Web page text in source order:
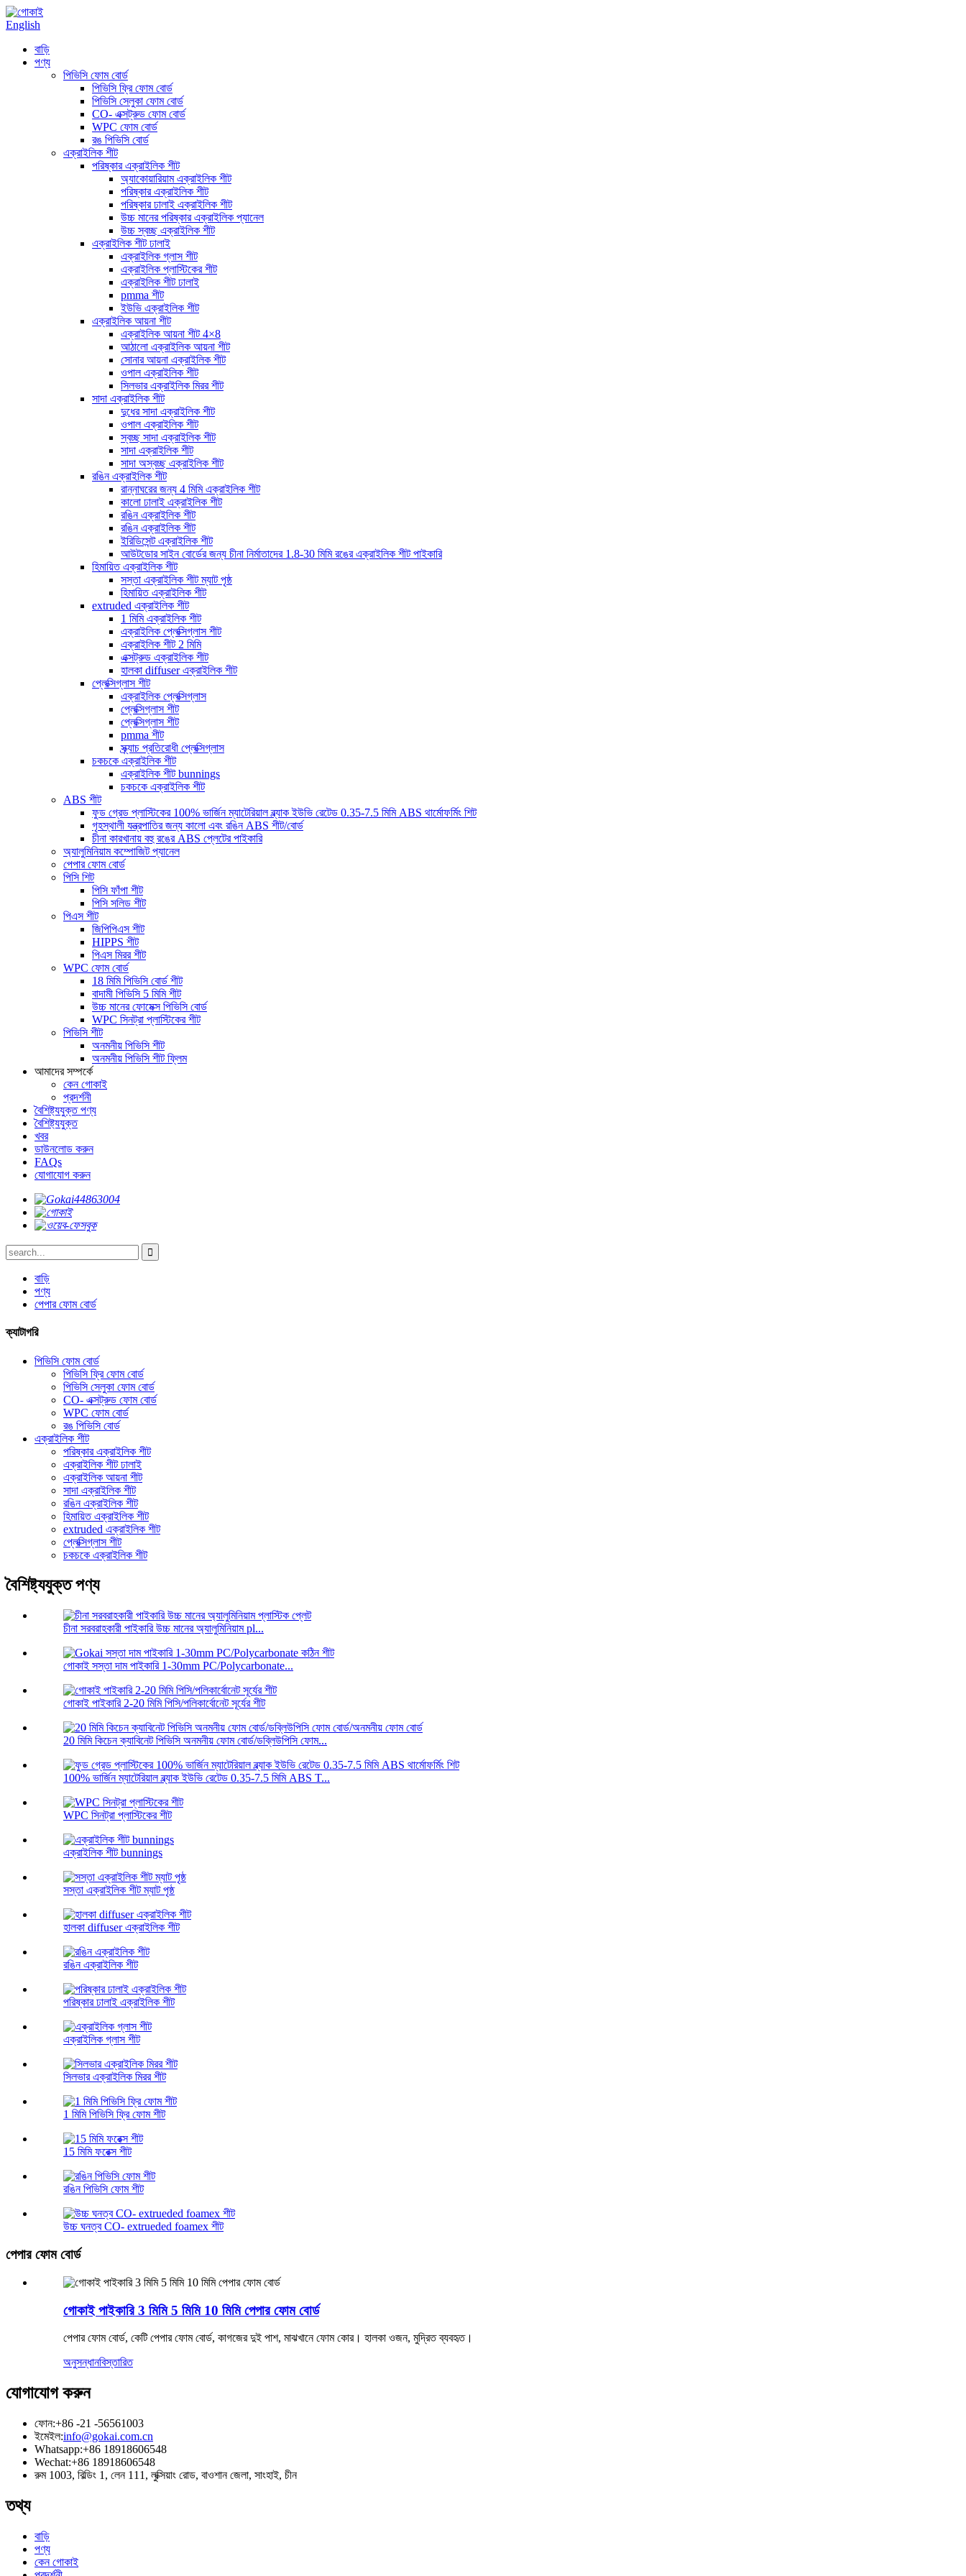
English
বাড়ি
পণ্য
পিভিসি ফোম বোর্ড
পিভিসি ফ্রি ফোম বোর্ড
পিভিসি সেলুকা ফোম বোর্ড
CO- এক্সট্রুড ফোম বোর্ড
WPC ফোম বোর্ড
রঙ পিভিসি বোর্ড
এক্রাইলিক শীট
পরিষ্কার এক্রাইলিক শীট
অ্যাকোয়ারিয়াম এক্রাইলিক শীট
পরিষ্কার এক্রাইলিক শীট
পরিষ্কার ঢালাই এক্রাইলিক শীট
উচ্চ মানের পরিষ্কার এক্রাইলিক প্যানেল
উচ্চ স্বচ্ছ এক্রাইলিক শীট
এক্রাইলিক শীট ঢালাই
এক্রাইলিক গ্লাস শীট
এক্রাইলিক প্লাস্টিকের শীট
এক্রাইলিক শীট ঢালাই
pmma শীট
ইউভি এক্রাইলিক শীট
এক্রাইলিক আয়না শীট
এক্রাইলিক আয়না শীট 4×8
আঠালো এক্রাইলিক আয়না শীট
সোনার আয়না এক্রাইলিক শীট
ওপাল এক্রাইলিক শীট
সিলভার এক্রাইলিক মিরর শীট
সাদা এক্রাইলিক শীট
দুধের সাদা এক্রাইলিক শীট
ওপাল এক্রাইলিক শীট
স্বচ্ছ সাদা এক্রাইলিক শীট
সাদা এক্রাইলিক শীট
সাদা অস্বচ্ছ এক্রাইলিক শীট
রঙিন এক্রাইলিক শীট
রান্নাঘরের জন্য 4 মিমি এক্রাইলিক শীট
কালো ঢালাই এক্রাইলিক শীট
রঙিন এক্রাইলিক শীট
রঙিন এক্রাইলিক শীট
ইরিডিসেন্ট এক্রাইলিক শীট
আউটডোর সাইন বোর্ডের জন্য চীনা নির্মাতাদের 1.8-30 মিমি রঙের এক্রাইলিক শীট পাইকারি
হিমায়িত এক্রাইলিক শীট
সস্তা এক্রাইলিক শীট ম্যাট পৃষ্ঠ
হিমায়িত এক্রাইলিক শীট
extruded এক্রাইলিক শীট
1 মিমি এক্রাইলিক শীট
এক্রাইলিক প্লেক্সিগ্লাস শীট
এক্রাইলিক শীট 2 মিমি
এক্সট্রুড এক্রাইলিক শীট
হালকা diffuser এক্রাইলিক শীট
প্লেক্সিগ্লাস শীট
এক্রাইলিক প্লেক্সিগ্লাস
প্লেক্সিগ্লাস শীট
প্লেক্সিগ্লাস শীট
pmma শীট
স্ক্র্যাচ প্রতিরোধী প্লেক্সিগ্লাস
চকচকে এক্রাইলিক শীট
এক্রাইলিক শীট bunnings
চকচকে এক্রাইলিক শীট
ABS শীট
ফুড গ্রেড প্লাস্টিকের 100% ভার্জিন ম্যাটেরিয়াল ব্ল্যাক ইউভি রেটেড 0.35-7.5 মিমি ABS থার্মোফর্মিং শিট
গৃহস্থালী যন্ত্রপাতির জন্য কালো এবং রঙিন ABS শীট/বোর্ড
চীনা কারখানায় বহু রঙের ABS প্লেটের পাইকারি
অ্যালুমিনিয়াম কম্পোজিট প্যানেল
পেপার ফোম বোর্ড
পিসি শিট
পিসি ফাঁপা শীট
পিসি সলিড শীট
পিএস শীট
জিপিপিএস শীট
HIPPS শীট
পিএস মিরর শীট
WPC ফোম বোর্ড
18 মিমি পিভিসি বোর্ড শীট
বাদামী পিভিসি 5 মিমি শীট
উচ্চ মানের ফোমেক্স পিভিসি বোর্ড
WPC সিনট্রা প্লাস্টিকের শীট
পিভিসি শীট
অনমনীয় পিভিসি শীট
অনমনীয় পিভিসি শীট ফ্লিম
আমাদের সম্পর্কে
কেন গোকাই
প্রদর্শনী
বৈশিষ্ট্যযুক্ত পণ্য
বৈশিষ্ট্যযুক্ত
খবর
ডাউনলোড করুন
FAQs
যোগাযোগ করুন
বাড়ি
পণ্য
পেপার ফোম বোর্ড
ক্যাটাগরি
পিভিসি ফোম বোর্ড
পিভিসি ফ্রি ফোম বোর্ড
পিভিসি সেলুকা ফোম বোর্ড
CO- এক্সট্রুড ফোম বোর্ড
WPC ফোম বোর্ড
রঙ পিভিসি বোর্ড
এক্রাইলিক শীট
পরিষ্কার এক্রাইলিক শীট
এক্রাইলিক শীট ঢালাই
এক্রাইলিক আয়না শীট
সাদা এক্রাইলিক শীট
রঙিন এক্রাইলিক শীট
হিমায়িত এক্রাইলিক শীট
extruded এক্রাইলিক শীট
প্লেক্সিগ্লাস শীট
চকচকে এক্রাইলিক শীট
বৈশিষ্ট্যযুক্ত পণ্য
চীনা সরবরাহকারী পাইকারি উচ্চ মানের অ্যালুমিনিয়াম pl...
গোকাই সস্তা দাম পাইকারি 1-30mm PC/Polycarbonate...
গোকাই পাইকারি 2-20 মিমি পিসি/পলিকার্বোনেট সূর্যের শীট
20 মিমি কিচেন ক্যাবিনেট পিভিসি অনমনীয় ফোম বোর্ড/ডব্লিউপিসি ফোম...
100% ভার্জিন ম্যাটেরিয়াল ব্ল্যাক ইউভি রেটেড 0.35-7.5 মিমি ABS T...
WPC সিনট্রা প্লাস্টিকের শীট
এক্রাইলিক শীট bunnings
সস্তা এক্রাইলিক শীট ম্যাট পৃষ্ঠ
হালকা diffuser এক্রাইলিক শীট
রঙিন এক্রাইলিক শীট
পরিষ্কার ঢালাই এক্রাইলিক শীট
এক্রাইলিক গ্লাস শীট
সিলভার এক্রাইলিক মিরর শীট
1 মিমি পিভিসি ফ্রি ফোম শীট
15 মিমি ফরেক্স শীট
রঙিন পিভিসি ফোম শীট
উচ্চ ঘনত্ব CO- extrueded foamex শীট
পেপার ফোম বোর্ড
গোকাই পাইকারি 3 মিমি 5 মিমি 10 মিমি পেপার ফোম বোর্ড
পেপার ফোম বোর্ড, কেটি পেপার ফোম বোর্ড, কাগজের দুই পাশ, মাঝখানে ফোম কোর। হালকা ওজন, মুদ্রিত ব্যবহৃত।
অনুসন্ধানবিস্তারিত
যোগাযোগ করুন
ফোন:+86 -21 -56561003
ইমেইল:info@gokai.com.cn
Whatsapp:+86 18918606548
Wechat:+86 18918606548
রুম 1003, বিল্ডিং 1, লেন 111, লুক্সিয়াং রোড, বাওশান জেলা, সাংহাই, চীন
তথ্য
বাড়ি
পণ্য
কেন গোকাই